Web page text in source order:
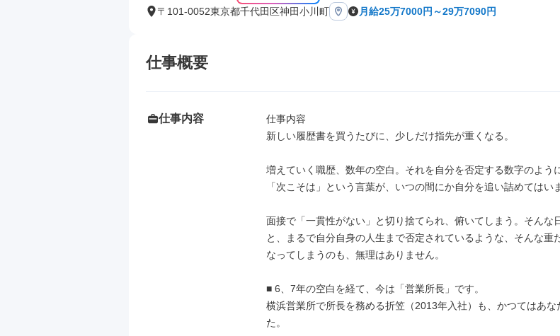
〒101-0052東京都千代田区神田小川町 月給25万7000円～29万7090円
仕事概要
仕事内容
仕事内容
新しい履歴書を買うたびに、少しだけ指先が重くなる。
増えていく職歴、数年の空白。それを自分を否定する数字のよう
「次こそは」という言葉が、いつの間にか自分を追い詰めてはい
面接で「一貫性がない」と切り捨てられ、俯いてしまう。そんな
と、まるで自分自身の人生まで否定されているような、そんな重
なってしまうのも、無理はありません。
■ 6、7年の空白を経て、今は「営業所長」です。
横浜営業所で所長を務める折笠（2013年入社）も、かつてはあな
た。